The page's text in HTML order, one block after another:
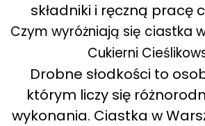
składniki i ręczną pracę
Czym wyróżniają się ciastka
Cukierni
Drobne słodkości to
którym liczy się
wykonania. Ciastka w